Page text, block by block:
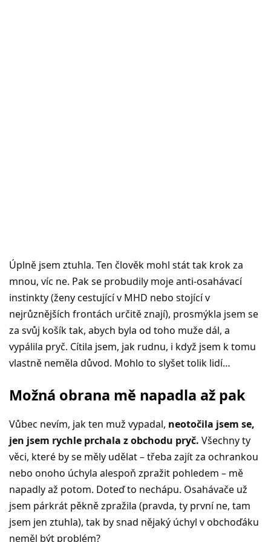
Úplně jsem ztuhla. Ten člověk mohl stát tak krok za
mnou, víc ne. Pak se probudily moje anti-osahávací
instinkty (ženy cestující v MHD nebo stojící v
nejrůznějších frontách určitě znají), prosmýkla jsem se
za svůj košík tak, abych byla od toho muže dál, a
vypálila pryč. Cítila jsem, jak rudnu, i když jsem k tomu
vlastně neměla důvod. Mohlo to slyšet tolik lidí…
Možná obrana mě napadla až pak
Vůbec nevím, jak ten muž vypadal, neotočila jsem se,
jen jsem rychle prchala z obchodu pryč. Všechny ty
věci, které by se měly udělat – třeba zajít za ochrankou
nebo onoho úchyla alespoň zpražit pohledem – mě
napadly až potom. Doteď to nechápu. Osahávače už
jsem párkrát pěkně zpražila (pravda, ty první ne, tam
jsem jen ztuhla), tak by snad nějaký úchyl v obchoďáku
neměl být problém?